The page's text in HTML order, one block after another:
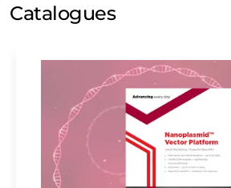
Catalogues